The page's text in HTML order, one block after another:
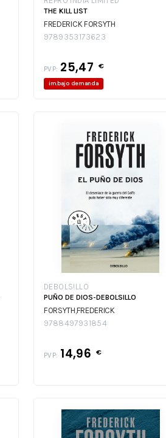
THE KILL LIST
FREDERICK FORSYTH
9789353173623
PVP: 25,47 €
im.bajo demanda
DEBOLS!LLO
PUÑO DE DIOS-DEBOLSILLO
FORSYTH,FREDERICK
9788497931854
PVP: 14,96 €